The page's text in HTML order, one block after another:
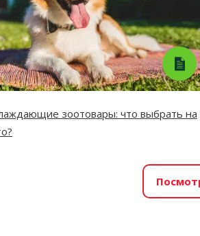
зоотовары: что выбрать на